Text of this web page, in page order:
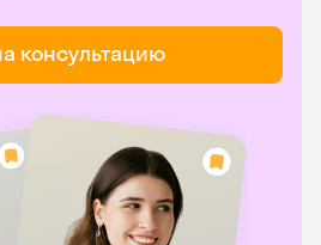
консультацию